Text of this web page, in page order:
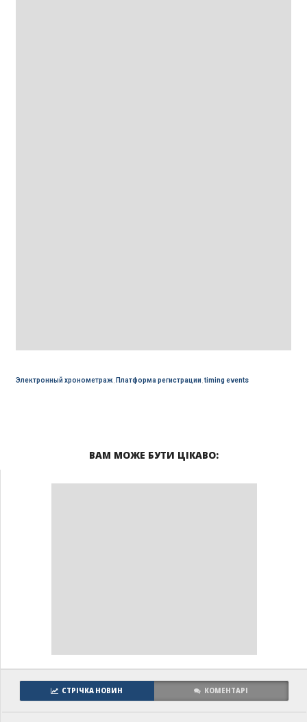
Электронный хронометраж, Платформа регистрации timing events
ВАМ МОЖЕ БУТИ ЦІКАВО:
СТРІЧКА НОВИН КОМЕНТАРІ